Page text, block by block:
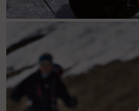
Au col, content. Et